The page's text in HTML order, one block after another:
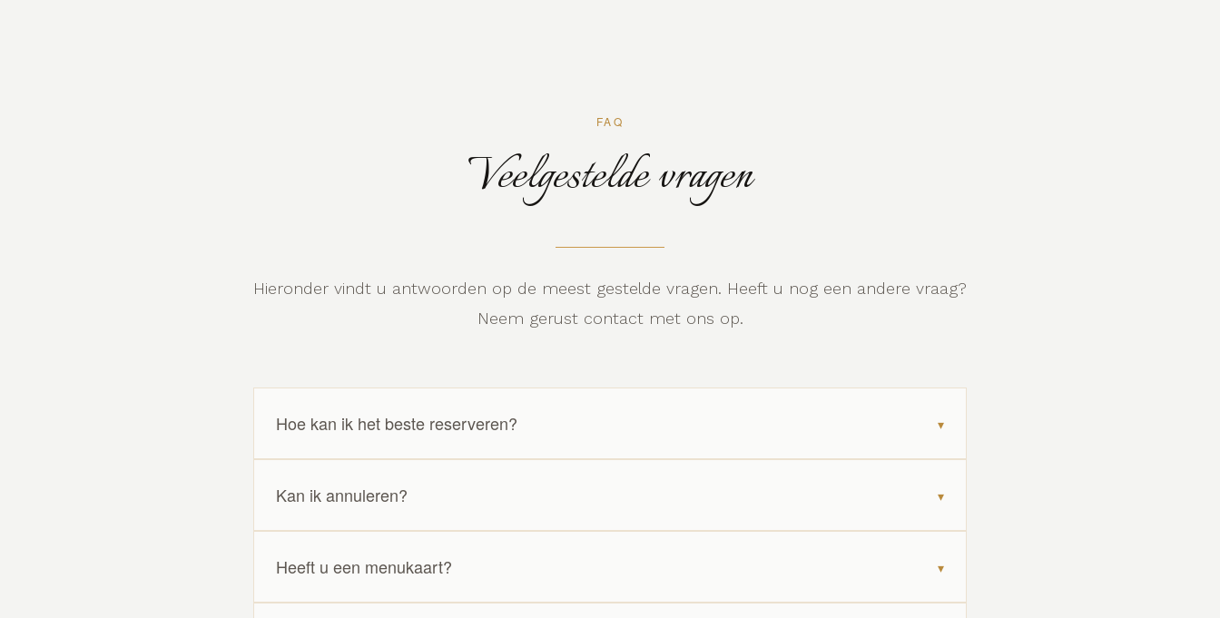
Over ons
Groepen
Impressie
FAQ
Veelgestelde vragen
Hieronder vindt u antwoorden op de meest gestelde vragen. Heeft u nog een andere vraag?
Neem gerust contact met ons op.
Hoe kan ik het beste reserveren?
Kan ik annuleren?
Heeft u een menukaart?